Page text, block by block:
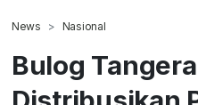
News Nasional
Bulog